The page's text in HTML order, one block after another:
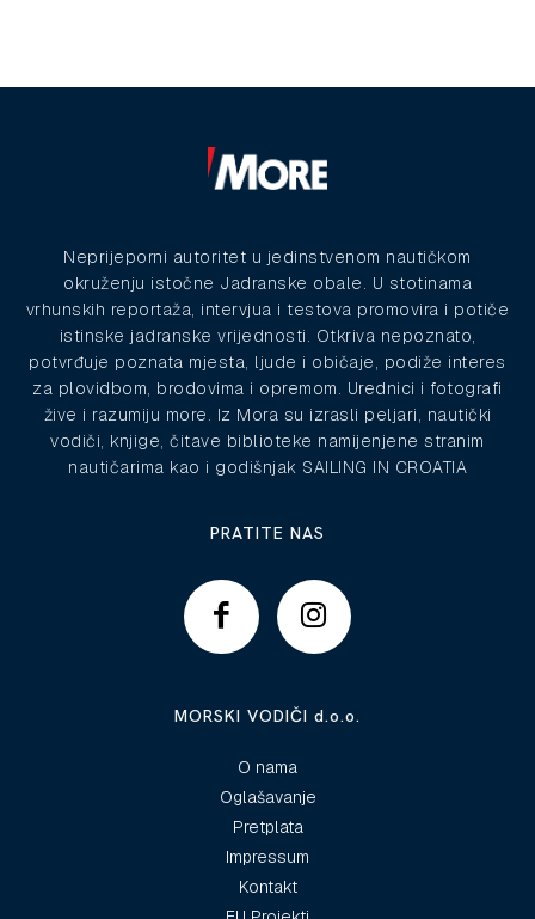
Neprijeporni autoritet u jedinstvenom nautičkom
okruženju istočne Jadranske obale. U stotinama
vrhunskih reportaža, intervjua i testova promovira i potiče
istinske jadranske vrijednosti. Otkriva nepoznato,
potvrđuje poznata mjesta, ljude i običaje, podiže interes
za plovidbom, brodovima i opremom. Urednici i fotografi
žive i razumiju more. Iz Mora su izrasli peljari, nautički
vodiči, knjige, čitave biblioteke namijenjene stranim
nautičarima kao i godišnjak SAILING IN CROATIA
PRATITE NAS
MORSKI VODIČI d.o.o.
O nama
Oglašavanje
Pretplata
Impressum
Kontakt